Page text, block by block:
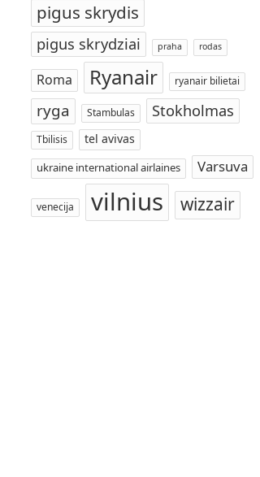
pigus skrydis
pigus skrydziai praha rodas
Roma Ryanair ryanair bilietai
ryga Stambulas Stokholmas
Tbilisis tel avivas
ukraine international airlaines Varsuva
venecija vilnius wizzair